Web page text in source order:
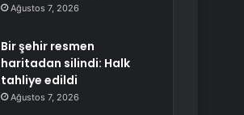
Ağustos 7, 2026
Bir şehir resmen
haritadan silindi: Halk
tahliye edildi
Ağustos 7, 2026